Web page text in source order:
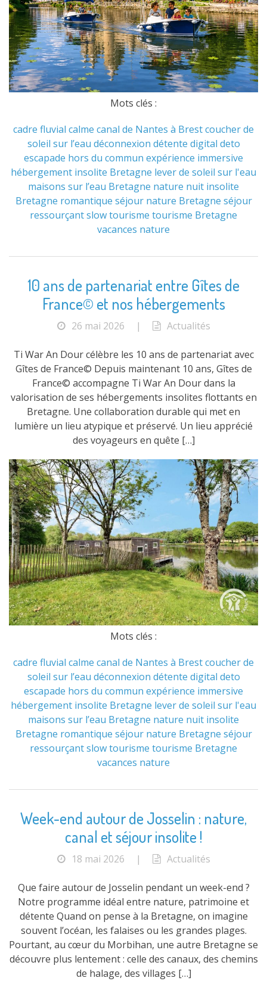
Mots clés :
cadre fluvial calme canal de Nantes à Brestcoucher de
soleil sur l’eau déconnexion détente digital deto
escapade hors du commun expérience immersive
hébergement insolite Bretagne lever de soleil sur l'eau
maisons sur l’eau Bretagne nature nuit insolite
Bretagne romantique séjour nature Bretagne séjour
ressourçantslow tourisme tourisme Bretagne
vacances nature
10 ans de partenariat entre Gîtes de
France© et nos hébergements
26 mai 2026 | Actualités
Ti War An Dour célèbre les 10 ans de partenariat avec
Gîtes de France© Depuis maintenant 10 ans, Gîtes de
France© accompagne Ti War An Dour dans la
valorisation de ses hébergements insolites flottants en
Bretagne. Une collaboration durable qui met en
lumière un lieu atypique et préservé. Un lieu apprécié
des voyageurs en quête […]
Mots clés :
cadre fluvial calme canal de Nantes à Brestcoucher de
soleil sur l’eau déconnexion détente digital deto
escapade hors du commun expérience immersive
hébergement insolite Bretagne lever de soleil sur l'eau
maisons sur l’eau Bretagne nature nuit insolite
Bretagne romantique séjour nature Bretagne séjour
ressourçantslow tourisme tourisme Bretagne
vacances nature
Week-end autour de Josselin : nature,
canal et séjour insolite !
18 mai 2026 | Actualités
Que faire autour de Josselin pendant un week-end ?
Notre programme idéal entre nature, patrimoine et
détente Quand on pense à la Bretagne, on imagine
souvent l’océan, les falaises ou les grandes plages.
Pourtant, au cœur du Morbihan, une autre Bretagne se
découvre plus lentement : celle des canaux, des chemins
de halage, des villages […]